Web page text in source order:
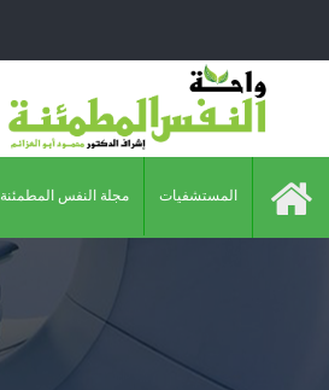
المستشفيات مجلة النفس المطمئنة